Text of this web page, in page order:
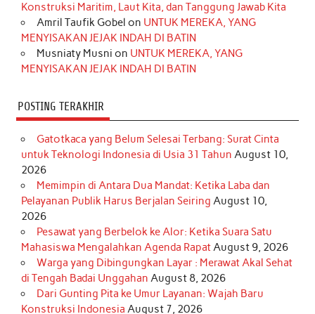
k
a
m
s
t
n
Konstruksi Maritim, Laut Kita, dan Tanggung Jawab Kita
Amril Taufik Gobel on UNTUK MEREKA, YANG
MENYISAKAN JEJAK INDAH DI BATIN
Musniaty Musni on UNTUK MEREKA, YANG
MENYISAKAN JEJAK INDAH DI BATIN
POSTING TERAKHIR
Gatotkaca yang Belum Selesai Terbang: Surat Cinta
untuk Teknologi Indonesia di Usia 31 Tahun August 10,
2026
Memimpin di Antara Dua Mandat: Ketika Laba dan
Pelayanan Publik Harus Berjalan Seiring August 10,
2026
Pesawat yang Berbelok ke Alor: Ketika Suara Satu
Mahasiswa Mengalahkan Agenda RapatAugust 9, 2026
Warga yang Dibingungkan Layar : Merawat Akal Sehat
di Tengah Badai Unggahan August 8, 2026
Dari Gunting Pita ke Umur Layanan: Wajah Baru
Konstruksi Indonesia August 7, 2026